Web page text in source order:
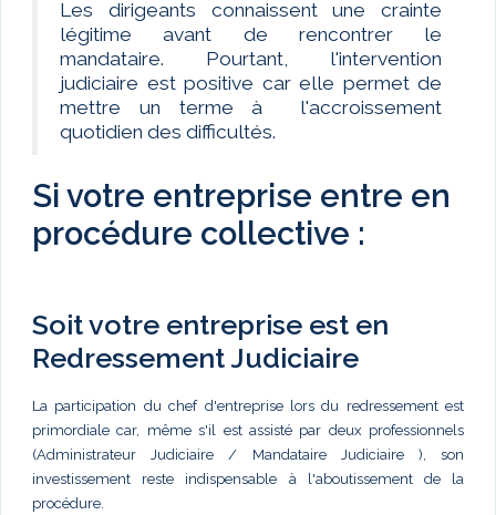
Les dirigeants connaissent une crainte
légitime avant de rencontrer le
mandataire. Pourtant, l'intervention
judiciaire est positive car elle permet de
mettre un terme à l'accroissement
quotidien des difficultés.
Si votre entreprise entre en
procédure collective :
Soit votre entreprise est en
Redressement Judiciaire
La participation du chef d'entreprise lors du redressement est
primordiale car, même s'il est assisté par deux professionnels
(Administrateur Judiciaire / Mandataire Judiciaire ), son
investissement reste indispensable à l'aboutissement de la
procédure.